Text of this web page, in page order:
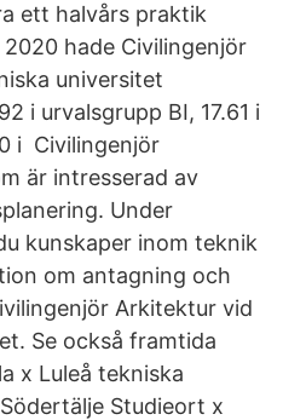
ett halvårs praktik
hade Civilingenjör
universitet
i urvalsgrupp BI, 17.61 i
i Civilingenjör
är intresserad av
Under
kunskaper inom teknik
om antagning och
Arkitektur vid
Se också framtida
x Luleå tekniska
Studieort x